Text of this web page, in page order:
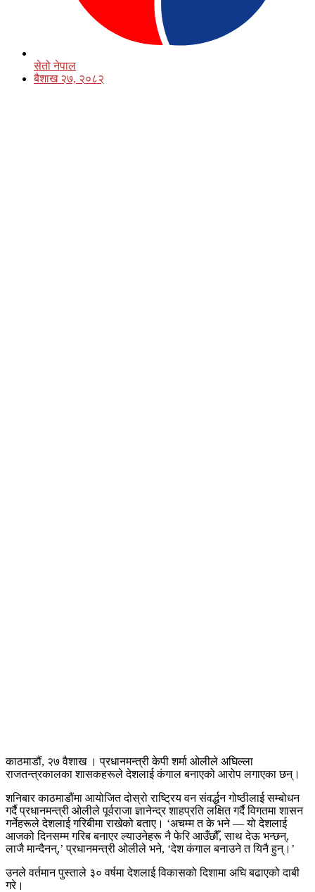
सेतो नेपाल
बैशाख २७, २०८२
काठमाडौं, २७ वैशाख । प्रधानमन्त्री केपी शर्मा ओलीले अघिल्ला
राजतन्त्रकालका शासकहरूले देशलाई कंगाल बनाएको आरोप लगाएका छन्।
शनिबार काठमाडौंमा आयोजित दोस्रो राष्ट्रिय वन संवर्द्धन गोष्ठीलाई सम्बोधन
गर्दै प्रधानमन्त्री ओलीले पूर्वराजा ज्ञानेन्द्र शाहप्रति लक्षित गर्दै विगतमा शासन
गर्नेहरूले देशलाई गरिबीमा राखेको बताए। ‘अचम्म त के भने — यो देशलाई
आजको दिनसम्म गरिब बनाएर ल्याउनेहरू नै फेरि आउँछौँ, साथ देऊ भन्छन्,
लाजै मान्दैनन्,’ प्रधानमन्त्री ओलीले भने, ‘देश कंगाल बनाउने त यिनै हुन्।’
उनले वर्तमान पुस्ताले ३० वर्षमा देशलाई विकासको दिशामा अघि बढाएको दाबी
गरे।